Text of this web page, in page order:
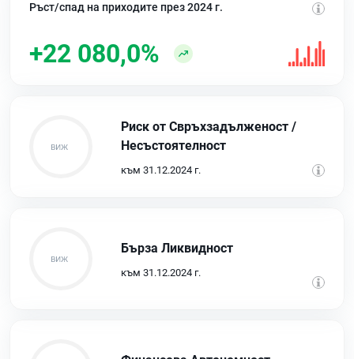
Ръст/спад на приходите през 2024 г.
+22 080,0%
Риск от Свръхзадълженост /
Несъстоятелност
към 31.12.2024 г.
Бърза Ликвидност
към 31.12.2024 г.